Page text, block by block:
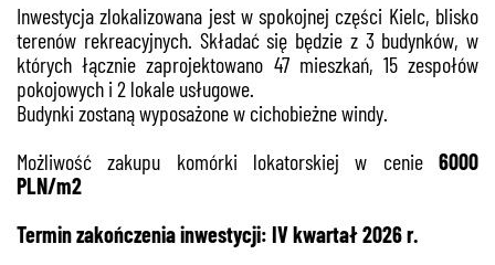
Inwestycja zlokalizowana jest w spokojnej części Kielc, blisko
terenów rekreacyjnych. Składać się będzie z 3 budynków, w
których łącznie zaprojektowano 47 mieszkań, 15 zespołów
pokojowych i 2 lokale usługowe.
Budynki zostaną wyposażone w cichobieżne windy.
Możliwość zakupu komórki lokatorskiej w cenie 6000
PLN/m2
Termin zakończenia inwestycji: IV kwartał 2026 r.